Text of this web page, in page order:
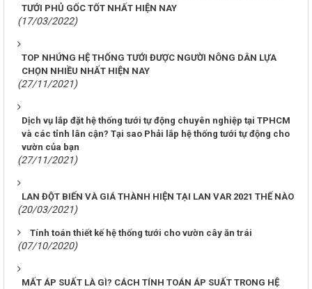
TƯỚI PHỦ GỐC TỐT NHẤT HIỆN NAY
(17/03/2022)
TOP NHỨNG HỆ THỐNG TƯỚI ĐƯỢC NGƯỜI NÔNG DÂN LỰA
CHỌN NHIỀU NHẤT HIỆN NAY
(27/11/2021)
Dịch vụ lắp đặt hệ thống tưới tự động chuyên nghiệp tại TPHCM
và các tỉnh lân cận? Tại sao Phải lắp hệ thống tưới tự động cho
vườn của bạn
(27/11/2021)
LAN ĐỘT BIẾN VÀ GIÁ THÀNH HIỆN TẠI LAN VAR 2021 THẾ NÀO
(20/03/2021)
Tính toán thiết kế hệ thống tưới cho vườn cây ăn trái
(07/10/2020)
MẤT ÁP SUẤT LÀ GÌ? CÁCH TÍNH TOÁN ÁP SUẤT TRONG HỆ